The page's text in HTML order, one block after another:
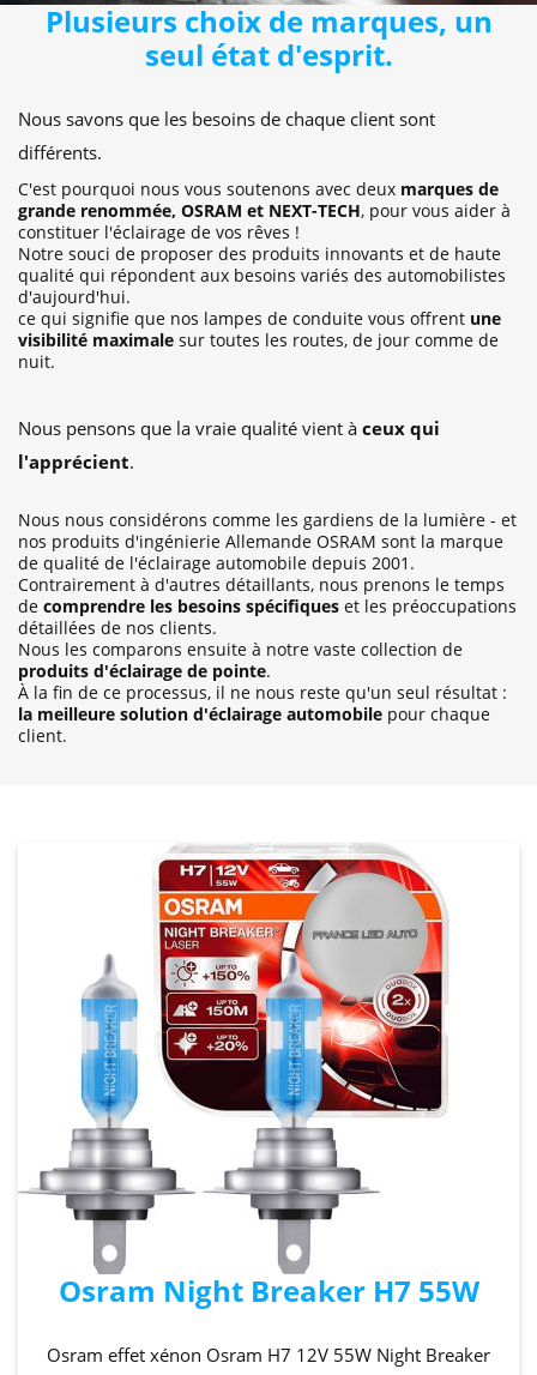
Plusieurs choix de marques, un
seul état d'esprit.
Nous savons que les besoins de chaque client sont
différents.
C'est pourquoi nous vous soutenons avec deux marques de
grande renommée, OSRAM et NEXT-TECH, pour vous aider à
constituer l'éclairage de vos rêves !
Notre souci de proposer des produits innovants et de haute
qualité qui répondent aux besoins variés des automobilistes
d'aujourd'hui.
ce qui signifie que nos lampes de conduite vous offrent une
visibilité maximale sur toutes les routes, de jour comme de
nuit.
Nous pensons que la vraie qualité vient à ceux qui
l'apprécient.
Nous nous considérons comme les gardiens de la lumière - et
nos produits d'ingénierie Allemande OSRAM sont la marque
de qualité de l'éclairage automobile depuis 2001.
Contrairement à d'autres détaillants, nous prenons le temps
de comprendre les besoins spécifiques et les préoccupations
détaillées de nos clients.
Nous les comparons ensuite à notre vaste collection de
produits d'éclairage de pointe.
À la fin de ce processus, il ne nous reste qu'un seul résultat :
la meilleure solution d'éclairage automobile pour chaque
client.
Osram Night Breaker H7 55W
Osram effet xénon Osram H7 12V 55W Night Breaker